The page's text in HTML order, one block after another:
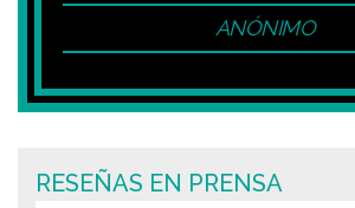
ANÓNIMO
RESEÑAS EN PRENSA